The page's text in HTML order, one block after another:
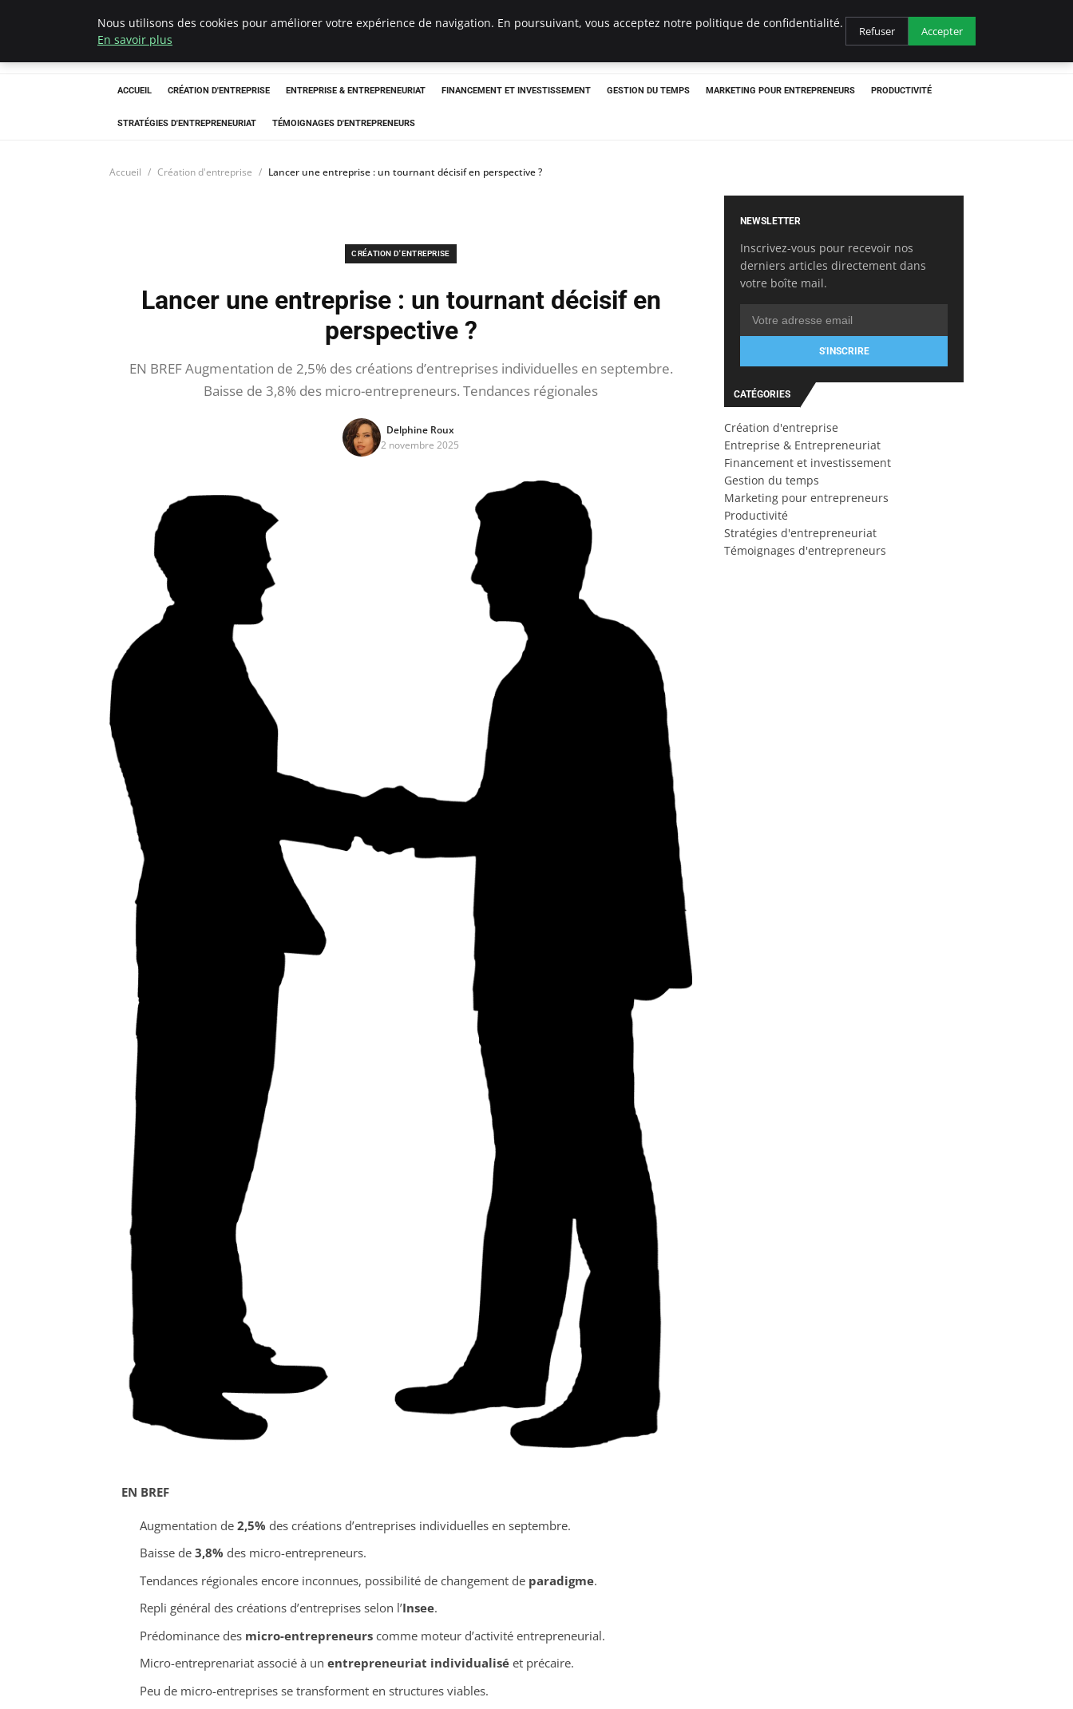
LECFCM
ACCUEIL CRÉATION D'ENTREPRISE ENTREPRISE & ENTREPRENEURIAT FINANCEMENT ET INVESTISSEMENT GESTION DU TEMPS MARKETING POUR ENTREPRENEURS PRODUCTIVITÉ
STRATÉGIES D'ENTREPRENEURIAT TÉMOIGNAGES D'ENTREPRENEURS
Accueil Création d'entreprise Lancer une entreprise : un tournant décisif en perspective ?
CRÉATION D'ENTREPRISE
Lancer une entreprise : un tournant décisif en
perspective ?
EN BREF Augmentation de 2,5% des créations d’entreprises individuelles en septembre.
Baisse de 3,8% des micro-entrepreneurs. Tendances régionales
Delphine Roux
2 novembre 2025
EN BREF
Augmentation de 2,5% des créations d’entreprises individuelles en septembre.
Baisse de 3,8% des micro-entrepreneurs.
Tendances régionales encore inconnues, possibilité de changement de paradigme.
Repli général des créations d’entreprises selon l’Insee.
Prédominance des micro-entrepreneurscomme moteur d’activité entrepreneurial.
Micro-entreprenariat associé à un entrepreneuriat individualiséet précaire.
Peu de micro-entreprises se transforment en structures viables.
NEWSLETTER
Inscrivez-vous pour recevoir nos
derniers articles directement dans
votre boîte mail.
S'INSCRIRE
CATÉGORIES
Création d'entreprise
Entreprise & Entrepreneuriat
Financement et investissement
Gestion du temps
Marketing pour entrepreneurs
Productivité
Stratégies d'entrepreneuriat
Témoignages d'entrepreneurs
Nous utilisons des cookies pour améliorer votre expérience de navigation. En poursuivant, vous acceptez notre politique de confidentialité.
En savoir plus
Refuser Accepter